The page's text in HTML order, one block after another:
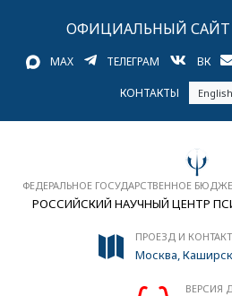
ОФИЦИАЛЬНЫЙ САЙТ
MAX ТЕЛЕГРАМ ВК
КОНТАКТЫ
ФЕДЕРАЛЬНОЕ ГОСУДАРСТВЕННОЕ
РОССИЙСКИЙ НАУЧНЫЙ ЦЕНТР
ПРОЕЗД И
Москва,
ВЕРСИЯ